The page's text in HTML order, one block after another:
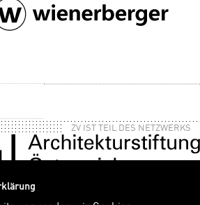
ZV IST TEIL DES NETZWERKS